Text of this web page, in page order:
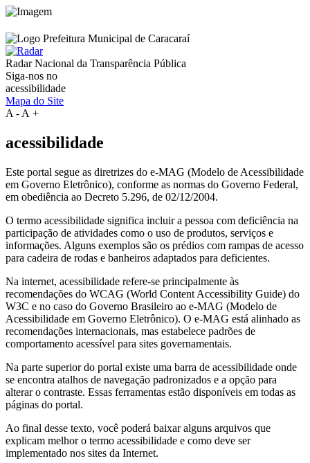
Radar Nacional da Transparência Pública
Siga-nos no
acessibilidade
Mapa do Site
A-A +
acessibilidade
Este portal segue as diretrizes do e-MAG (Modelo de Acessibilidade
em Governo Eletrônico), conforme as normas do Governo Federal,
em obediência ao Decreto 5.296, de 02/12/2004.
O termo acessibilidade significa incluir a pessoa com deficiência na
participação de atividades como o uso de produtos, serviços e
informações. Alguns exemplos são os prédios com rampas de acesso
para cadeira de rodas e banheiros adaptados para deficientes.
Na internet, acessibilidade refere-se principalmente às
recomendações do WCAG (World Content Accessibility Guide) do
W3C e no caso do Governo Brasileiro ao e-MAG (Modelo de
Acessibilidade em Governo Eletrônico). O e-MAG está alinhado as
recomendações internacionais, mas estabelece padrões de
comportamento acessível para sites governamentais.
Na parte superior do portal existe uma barra de acessibilidade onde
se encontra atalhos de navegação padronizados e a opção para
alterar o contraste. Essas ferramentas estão disponíveis em todas as
páginas do portal.
Ao final desse texto, você poderá baixar alguns arquivos que
explicam melhor o termo acessibilidade e como deve ser
implementado nos sites da Internet.